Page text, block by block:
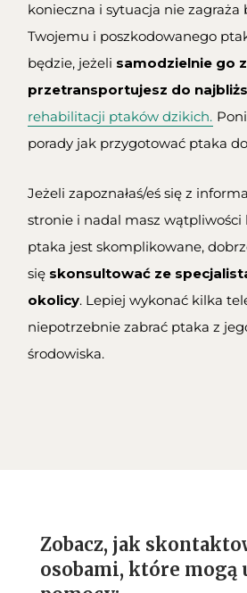
Zobacz, jak
osobami, które mogą
konieczna i sytuacja nie zagraża
Twojemu i poszkodowanego
będzie, jeżeli samodzielnie go
przetransportujesz do
rehabilitacji ptaków dzikich.
porady jak przygotować ptaka
Jeżeli zapoznałaś/eś się z
stronie i nadal masz
ptaka jest skomplikowane,
się skonsultować ze
okolicy. Lepiej wykonać kilka
niepotrzebnie zabrać ptaka z
środowiska.